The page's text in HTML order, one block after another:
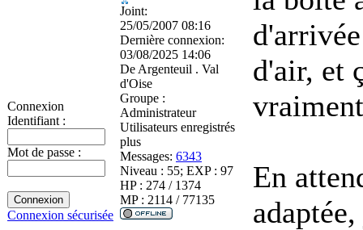
Connexion
Identifiant :
Mot de passe :
Connexion sécurisée
Joint:
25/05/2007 08:16
Dernière connexion:
03/08/2025 14:06
De Argenteuil . Val
d'Oise
Groupe :
Administrateur
Utilisateurs enregistrés
plus
Messages: 6343
Niveau : 55; EXP : 97
HP : 274 / 1374
MP : 2114 / 77135
d'air, et
En